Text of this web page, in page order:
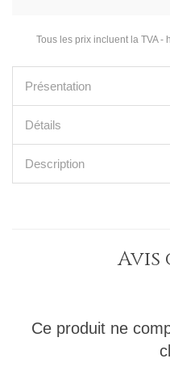
Tous les prix incluent la TVA -
Présentation
Détails
Description
Ce produit ne